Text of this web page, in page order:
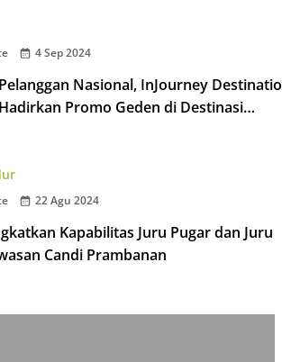
4 Sep 2024
Nasional, InJourney
Promo Geden di Destinasi
22 Agu 2024
Kapabilitas Juru Pugar dan Juru
Candi Prambanan